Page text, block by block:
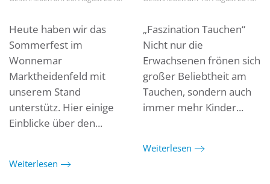
Heute haben wir das
Sommerfest im
Wonnemar
Marktheidenfeld mit
unserem Stand
unterstütz. Hier einige
Einblicke über den...
Weiterlesen
„Faszination Tauchen“
Nicht nur die
Erwachsenen frönen sich
großer Beliebtheit am
Tauchen, sondern auch
immer mehr Kinder...
Weiterlesen